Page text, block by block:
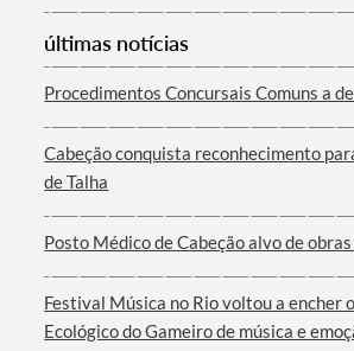
Filtros
últimas notícias
Procedimentos Concursais Comuns a
Cabeção conquista reconhecimento
de Talha
Posto Médico de Cabeção alvo de
Festival Música no Rio voltou a encher
Ecológico do Gameiro de música e